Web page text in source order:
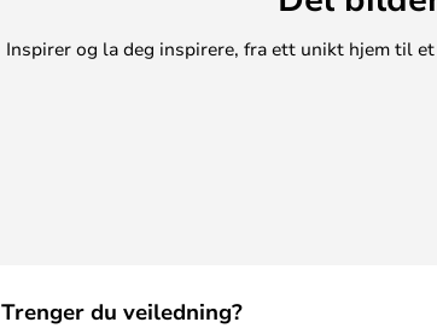
Inspirer og la deg inspirere, fra ett unikt hjem til
Trenger du veiledning?